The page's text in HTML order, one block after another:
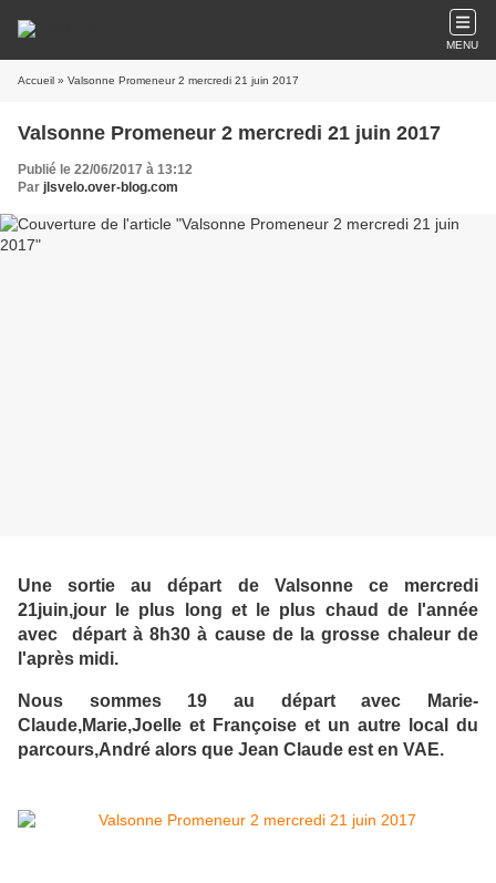
MENU
Accueil » Valsonne Promeneur 2 mercredi 21 juin 2017
Valsonne Promeneur 2 mercredi 21 juin 2017
Publié le 22/06/2017 à 13:12
Par jlsvelo.over-blog.com
Une sortie au départ de Valsonne ce mercredi
21juin,jour le plus long et le plus chaud de l'année
avec départ à 8h30 à cause de la grosse chaleur de
l'après midi.
Nous sommes 19 au départ avec Marie-
Claude,Marie,Joelle et Françoise et un autre local du
parcours,André alors que Jean Claude est en VAE.